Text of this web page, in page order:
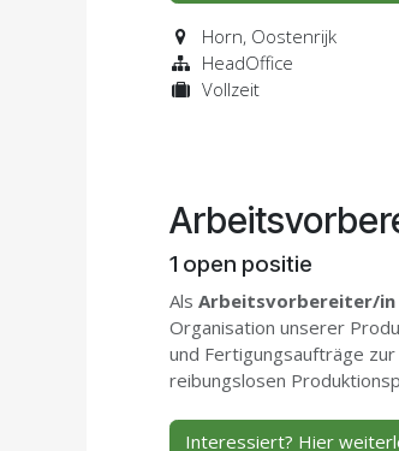
Horn, Oostenrijk
HeadOffice
Vollzeit
1 open positie
Als Arbeitsvorbereiter/in
Organisation unserer
und Fertigungsaufträge
reibungslosen
Interessiert? Hier